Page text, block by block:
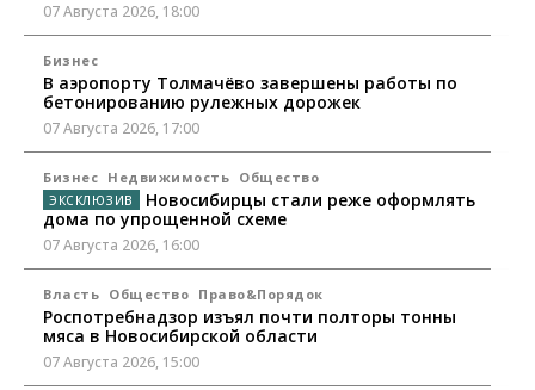
07 Августа 2026, 18:00
Бизнес
В аэропорту Толмачёво завершены работы по
бетонированию рулежных дорожек
07 Августа 2026, 17:00
Бизнес Недвижимость Общество
Новосибирцы стали реже оформлять
дома по упрощенной схеме
07 Августа 2026, 16:00
Власть Общество Право&Порядок
Роспотребнадзор изъял почти полторы тонны
мяса в Новосибирской области
07 Августа 2026, 15:00